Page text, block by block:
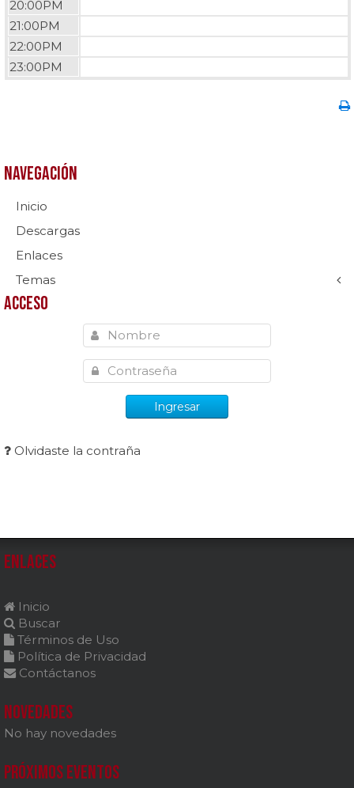
20:00PM
21:00PM
22:00PM
23:00PM
Navegación
Inicio
Descargas
Enlaces
Temas
Acceso
Ingresar
Olvidaste la contraña
Enlaces
Inicio
Buscar
Términos de Uso
Política de Privacidad
Contáctanos
Novedades
No hay novedades
Próximos Eventos